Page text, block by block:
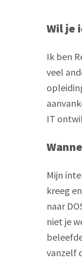
Wil je
Ik ben
veel
IT
Mijn
kreeg
naar
niet je
vanzelf